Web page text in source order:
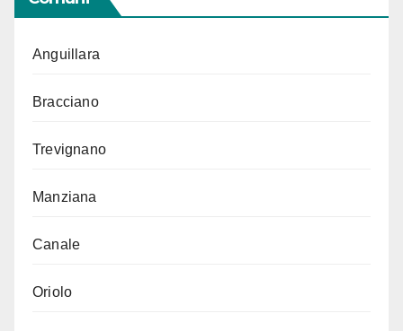
Anguillara
Bracciano
Trevignano
Manziana
Canale
Oriolo